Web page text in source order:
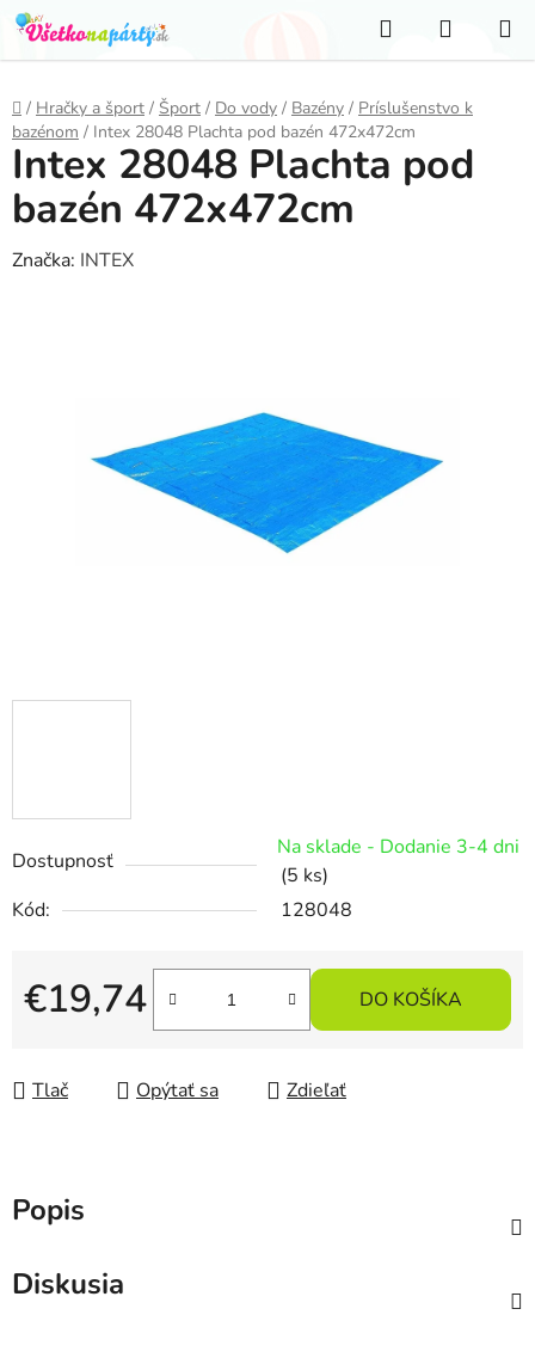
Prejsť
na
obsah
Hľadať
KOŠÍK
Domov
/ Hračky a šport / Šport / Do vody / Bazény / Príslušenstvo k
bazénom / Intex 28048 Plachta pod bazén 472x472cm
Dostupnosť
Na sklade - Dodanie 3-4 dni
(5 ks)
Kód:
128048
€19,74
Jednotková cena:
DO KOŠÍKA
Tlač Opýtať sa Zdieľať
Intex 28048 Plachta pod
bazén 472x472cm
Značka: INTEX
Popis
Diskusia